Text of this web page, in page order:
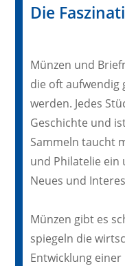
Die
Münzen und
die oft aufwendig
werden. Jedes
Geschichte und
Sammeln taucht
und Philatelie
Neues und
Münzen gibt es
spiegeln die
Entwicklung